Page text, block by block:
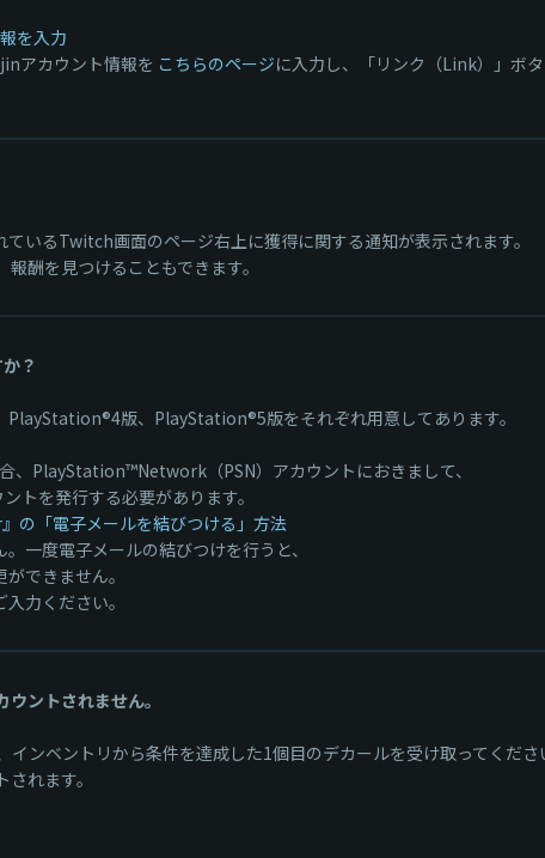
を入力
アカウント情報を こちらのページに入力し、「リンク（Link）」ボ
いるTwitch画面のページ右上に獲得に関する通知が表示されます。
酬を見つけることもできます。
？
版、PlayStation®5版をそれぞれ用意してあります。
PlayStation™Network（PSN）アカウントにおきまして、
トを発行する必要があります。
「電子メールを結びつける」方法
一度電子メールの結びつけを行うと、
できません。
力ください。
ントされません。
ンベントリから条件を達成した1個目のデカールを受け取ってくださ
れます。